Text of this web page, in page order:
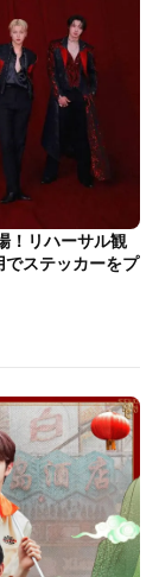
！リハーサル観
ステッカーをプ